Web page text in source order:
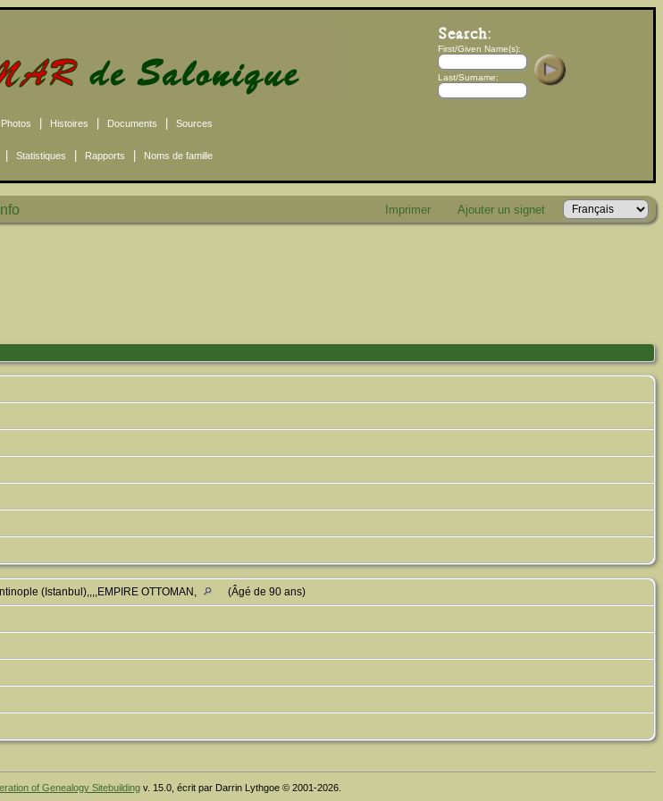
Photos Histoires Documents Sources
Statistiques Rapports Noms de famille
First/Given Name(s):
Last/Surname:
Info Imprimer Ajouter un signet
(Istanbul),,,,EMPIRE OTTOMAN, (Âgé de 90 ans)
of Genealogy Sitebuildingv. 15.0, écrit par Darrin Lythgoe © 2001-2026.